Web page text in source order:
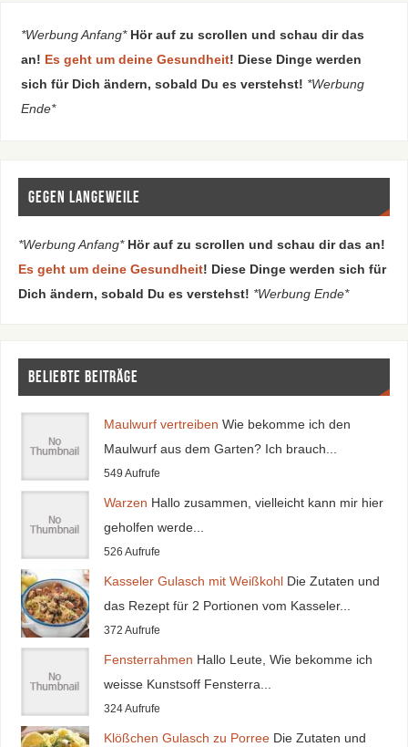
*Werbung Anfang* Hör auf zu scrollen und schau dir das
an! Es geht um deine Gesundheit! Diese Dinge werden
sich für Dich ändern, sobald Du es verstehst! *Werbung
Ende*
Gegen Langeweile
*Werbung Anfang* Hör auf zu scrollen und schau dir das an!
Es geht um deine Gesundheit! Diese Dinge werden sich für
Dich ändern, sobald Du es verstehst! *Werbung Ende*
Beliebte Beiträge
Maulwurf vertreiben Wie bekomme ich den
Maulwurf aus dem Garten? Ich brauch...
549 Aufrufe
Warzen Hallo zusammen, vielleicht kann mir hier
geholfen werde...
526 Aufrufe
Kasseler Gulasch mit Weißkohl Die Zutaten und
das Rezept für 2 Portionen vom Kasseler...
372 Aufrufe
Fensterrahmen Hallo Leute, Wie bekomme ich
weisse Kunstsoff Fensterra...
324 Aufrufe
Klößchen Gulasch zu Porree Die Zutaten und